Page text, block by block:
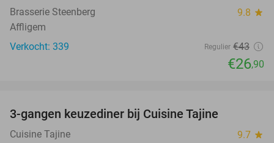
Brasserie Steenberg 9.8 star
Affligem
Verkocht: 339
Regulier €43
€26,90
3-gangen keuzediner bij Cuisine Tajine
Cuisine Tajine 9.7 star